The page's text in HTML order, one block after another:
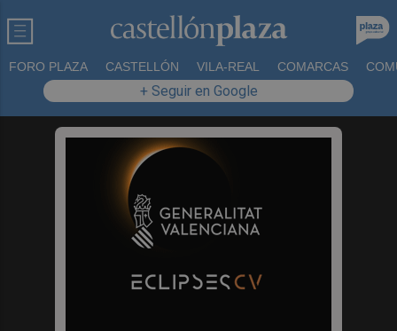
FORO PLAZA CASTELLÓN VILA-REAL COMARCAS
+ Seguir en Google